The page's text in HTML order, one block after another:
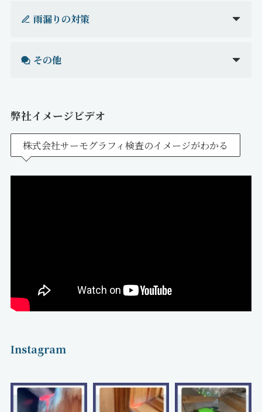
雨漏りの対策
その他
弊社イメージビデオ
株式会社サーモグラフィ検査のイメージがわかる
Instagram